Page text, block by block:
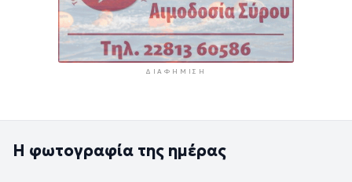
ΔΙΑΦΉΜΙΣΗ
Η φωτογραφία της ημέρας